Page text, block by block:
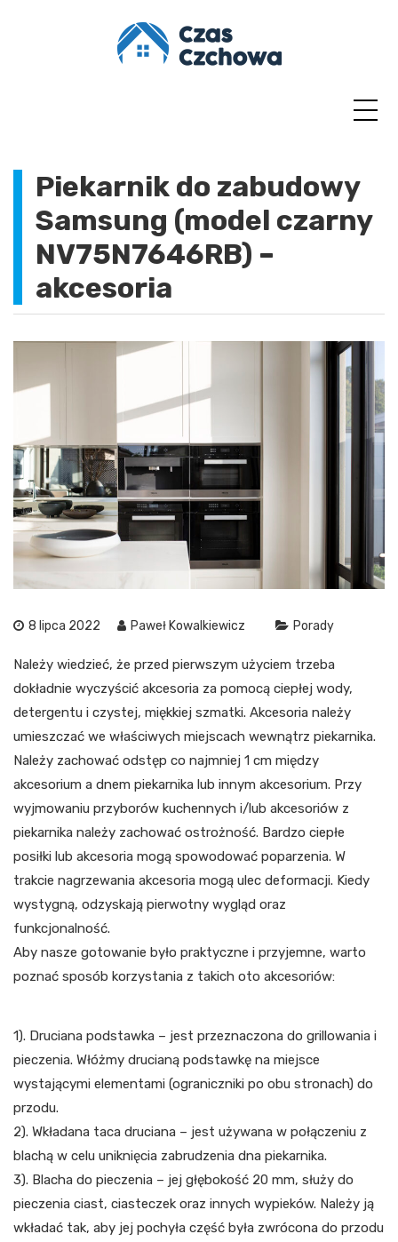
Piekarnik do zabudowy
Samsung (model czarny
NV75N7646RB) –
akcesoria
8 lipca 2022 Paweł Kowalkiewicz Porady
Należy wiedzieć, że przed pierwszym użyciem trzeba
dokładnie wyczyścić akcesoria za pomocą ciepłej wody,
detergentu i czystej, miękkiej szmatki. Akcesoria należy
umieszczać we właściwych miejscach wewnątrz piekarnika.
Należy zachować odstęp co najmniej 1 cm między
akcesorium a dnem piekarnika lub innym akcesorium. Przy
wyjmowaniu przyborów kuchennych i/lub akcesoriów z
piekarnika należy zachować ostrożność. Bardzo ciepłe
posiłki lub akcesoria mogą spowodować poparzenia. W
trakcie nagrzewania akcesoria mogą ulec deformacji. Kiedy
wystygną, odzyskają pierwotny wygląd oraz
funkcjonalność.
Aby nasze gotowanie było praktyczne i przyjemne, warto
poznać sposób korzystania z takich oto akcesoriów:
1). Druciana podstawka – jest przeznaczona do grillowania i
pieczenia. Włóżmy drucianą podstawkę na miejsce
wystającymi elementami (ograniczniki po obu stronach) do
przodu.
2). Wkładana taca druciana – jest używana w połączeniu z
blachą w celu uniknięcia zabrudzenia dna piekarnika.
3). Blacha do pieczenia – jej głębokość 20 mm, służy do
pieczenia ciast, ciasteczek oraz innych wypieków. Należy ją
wkładać tak, aby jej pochyła część była zwrócona do przodu